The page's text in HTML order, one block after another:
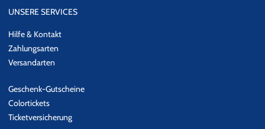
UNSERE SERVICES
Hilfe & Kontakt
Zahlungsarten
Versandarten
Geschenk-Gutscheine
Colortickets
Ticketversicherung